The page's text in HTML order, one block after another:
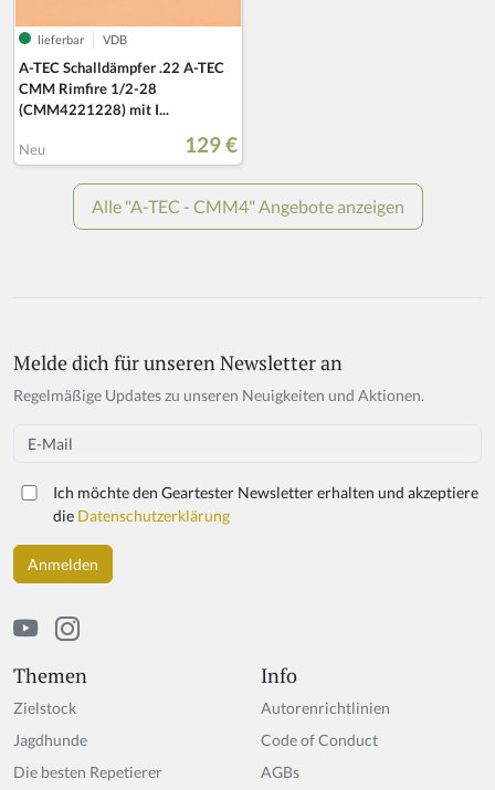
Themen
Zielstock
Jagdhunde
Die besten Repetierer
Info
Autorenrichtlinien
Code of Conduct
AGBs
Melde dich für unseren Newsletter an
Regelmäßige Updates zu unseren Neuigkeiten und Aktionen.
Email
Ich möchte den Geartester Newsletter erhalten und akzeptiere
die Datenschutzerklärung